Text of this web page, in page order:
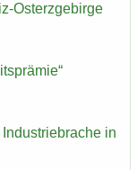
​Osterzgebirge
in